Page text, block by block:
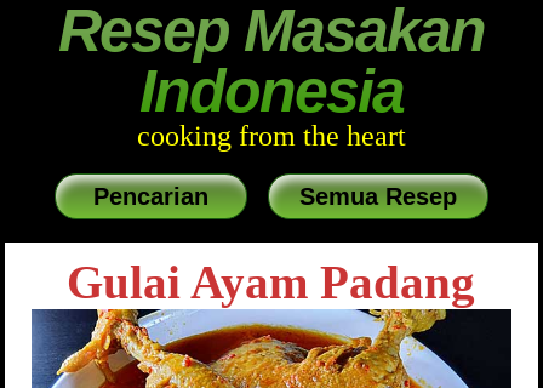
Resep Masakan
Indonesia
cooking from the heart
Pencarian Semua Resep
Gulai Ayam Padang